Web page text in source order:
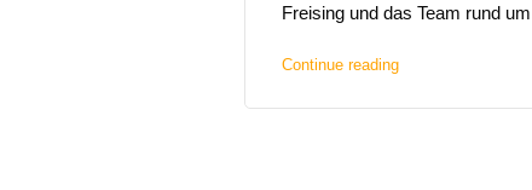
Freising und das Team rund
Continue reading